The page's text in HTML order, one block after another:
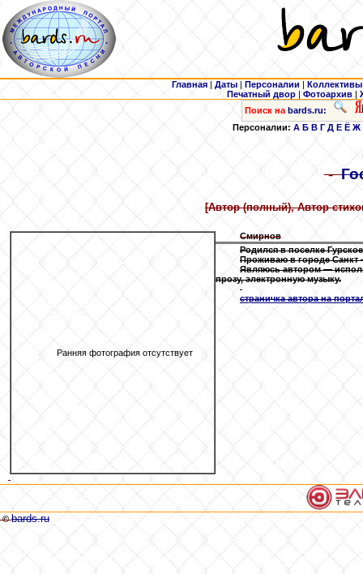
Главная | Даты | Персоналии | Коллективы
Печатный двор |Фотоархив |
Поиск на bards.ru:
Персоналии: А Б В Г Д Е Ё Ж
-
[Автор (полный), Автор
Ранняя фотография отсутствует
Смирнов
Родился в поселке
Проживаю в городе Санкт
Являюсь автором —
прозу, электронную музыку.
страничка автора на
©bards.ru